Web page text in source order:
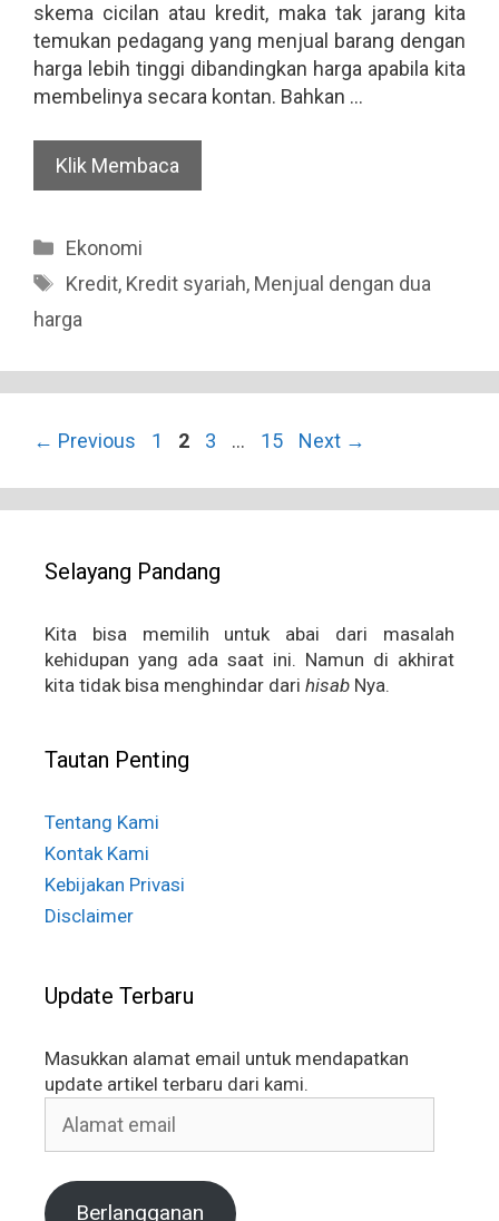
skema cicilan atau kredit, maka tak jarang kita
temukan pedagang yang menjual barang dengan
harga lebih tinggi dibandingkan harga apabila kita
membelinya secara kontan. Bahkan …
Klik Membaca
Categories
Ekonomi
Tags
Kredit, Kredit syariah, Menjual dengan dua
harga
← Previous Page
1 Page
2 Page
3 … Page
15 Next →
Selayang Pandang
Kita bisa memilih untuk abai dari masalah
kehidupan yang ada saat ini. Namun di akhirat
kita tidak bisa menghindar dari hisab Nya.
Tautan Penting
Tentang Kami
Kontak Kami
Kebijakan Privasi
Disclaimer
Update Terbaru
Masukkan alamat email untuk mendapatkan
update artikel terbaru dari kami.
email
Berlangganan